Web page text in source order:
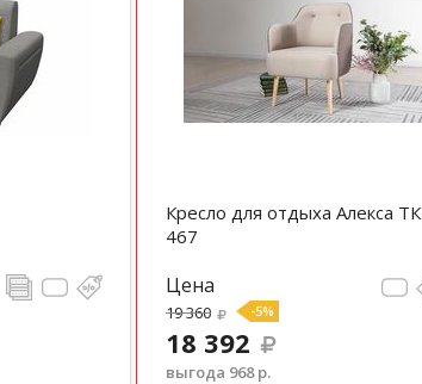
Кресло для отдыха Алекса ТК
467
Цена
19 360 -5%
18 392
выгода 968 р.